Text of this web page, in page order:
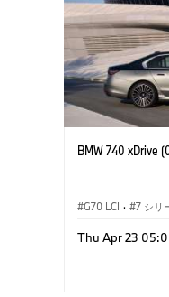
BMW 740 xDrive
G70 LCI · 7 シリ
M760e
Thu Apr 23